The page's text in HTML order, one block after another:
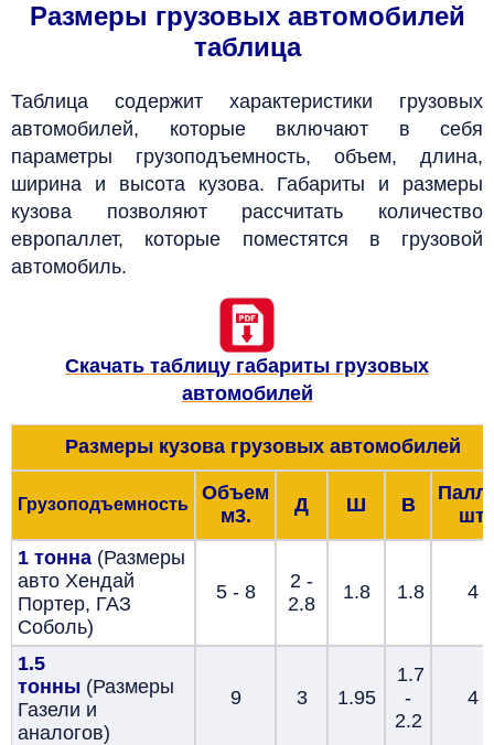
Размеры грузовых автомобилей
таблица
Таблица содержит характеристики грузовых
автомобилей, которые включают в себя
параметры грузоподъемность, объем, длина,
ширина и высота кузова. Габариты и размеры
кузова позволяют рассчитать количество
европаллет, которые поместятся в грузовой
автомобиль.
Скачать таблицу габариты грузовых
автомобилей
Размеры кузова грузовых автомобилей
Грузоподъемность
Объем
м3.
Д Ш В
шт.
1 тонна (Размеры
авто Хендай
Портер, ГАЗ
Соболь)
5 - 8
2 -
2.8
1.8 1.8 4
1.5
тонны (Размеры
Газели и
аналогов)
9 3 1.95
1.7
-
2.2
4